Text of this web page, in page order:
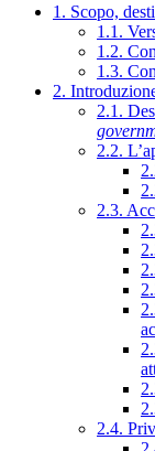
1. Scopo,
1.1.
1.2.
1.3.
2.
2.1.
2.2.
2.3.
2.4.